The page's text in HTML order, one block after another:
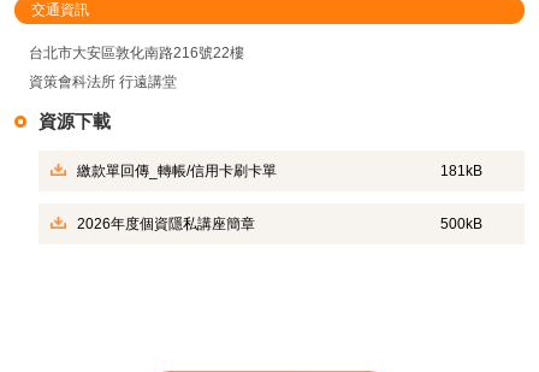
交通資訊
台北市大安區敦化南路216號22樓
資策會科法所 行遠講堂
資源下載
繳款單回傳_轉帳/信用卡刷卡單 181kB
2026年度個資隱私講座簡章 500kB